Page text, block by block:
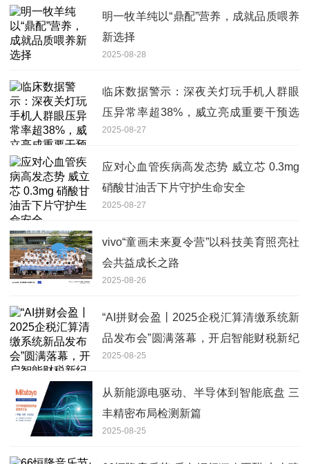
明一牧羊纯以“鼎配”营养，成就品质喂养
新选择
2025-08-28
临床数据警示：深夜关灯玩手机人群眼
压异常率超38%，威立亮成重要干预选
择
2025-08-27
应对心血管疾病高发态势 威立芯 0.3mg
硝酸甘油舌下片守护生命安全
2025-08-27
vivo“童画未来夏令营”以科技美育照亮社
会共益成长之路
2025-08-26
“AI拼财会盈丨2025企税汇算清缴系统新
品发布会”圆满落幕，开启智能财税新纪
元
2025-08-25
从新能源电驱动、半导体到智能底盘 三
丰精密布局检测新篇
2025-08-25